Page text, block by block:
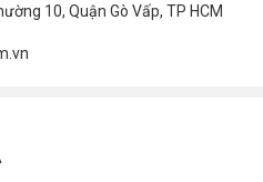
10, Quận Gò Vấp, TP HCM